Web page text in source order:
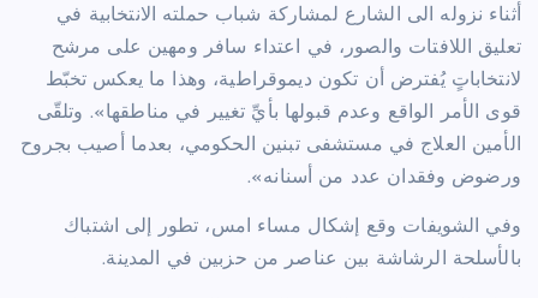
أثناء نزوله الى الشارع لمشاركة شباب حملته الانتخابية في
تعليق اللافتات والصور، في اعتداء سافر ومهين على مرشح
لانتخاباتٍ يُفترض أن تكون ديموقراطية، وهذا ما يعكس تخبّط
قوى الأمر الواقع وعدم قبولها بأيِّ تغيير في مناطقها». وتلقّى
الأمين العلاج في مستشفى تبنين الحكومي، بعدما أصيب بجروح
ورضوض وفقدان عدد من أسنانه».
وفي الشويفات وقع إشكال مساء امس، تطور إلى اشتباك
بالأسلحة الرشاشة بين عناصر من حزبين في المدينة.